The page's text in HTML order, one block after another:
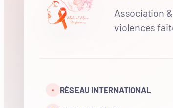
Association
violences
• RÉSEAU INTERNATIONAL